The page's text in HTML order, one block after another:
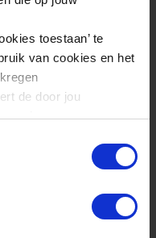
toestaan’ te
van cookies en het
de door jou
in onze
werkdagen